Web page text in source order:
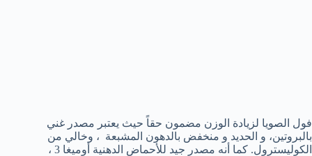
فول الصويا لزيادة الوزن مضمون حقاً حيث يعتبر مصدر غني
بالبروتين، و الحديد و منخفض بالدهون المشبعة ، وخالي من
الكوليسترول. كما أنه مصدر جيد للأحماض الدهنية أوميغا 3 ،